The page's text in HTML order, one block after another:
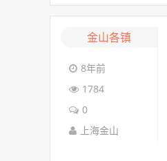
金山各镇
8年前
1784
0
上海金山